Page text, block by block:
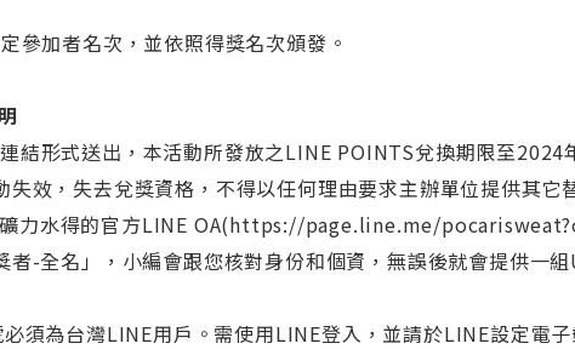
參加者名次，並依照得獎名次頒發。
結形式送出，本活動所發放之LINE POINTS兌換期限至
失效，失去兌獎資格，不得以任何理由要求主辦單位提供其它
力水得的官方LINE OA(https://page.line.me/
-全名」，小編會跟您核對身份和個資，無誤後就會提供一
須為台灣LINE用戶。需使用LINE登入，並請於LINE設定電